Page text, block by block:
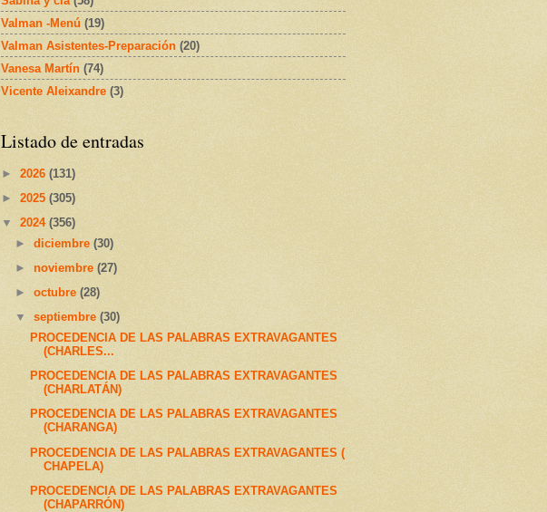
Valman -Menú (19)
Valman Asistentes-Preparación (20)
Vanesa Martín (74)
Vicente Aleixandre (3)
Listado de entradas
► 2026 (131)
► 2025 (305)
▼ 2024 (356)
►diciembre(30)
►noviembre(27)
►octubre(28)
▼septiembre(30)
PROCEDENCIA DE LAS PALABRAS EXTRAVAGANTES
(CHARLES...
PROCEDENCIA DE LAS PALABRAS EXTRAVAGANTES
(CHARLATÁN)
PROCEDENCIA DE LAS PALABRAS EXTRAVAGANTES
(CHARANGA)
PROCEDENCIA DE LAS PALABRAS EXTRAVAGANTES (
CHAPELA)
PROCEDENCIA DE LAS PALABRAS EXTRAVAGANTES
(CHAPARRÓN)